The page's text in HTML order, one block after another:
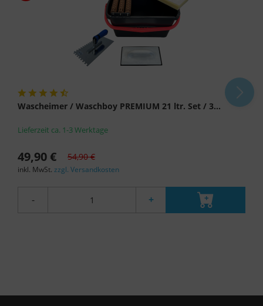
Wascheimer / Waschboy PREMIUM 21 ltr. Set / 3...
Lieferzeit ca. 1-3 Werktage
49,90 € 54,90 €
inkl. MwSt. zzgl. Versandkosten
- +